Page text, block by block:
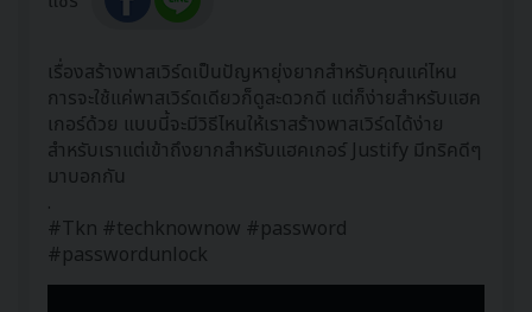
เรื่องสร้างพาสเวิร์ดเป็นปัญหายุ่งยากสำหรับคุณแค่ไหน
การจะใช้แค่พาสเวิร์ดเดียวก็ดูสะดวกดี แต่ก็ง่ายสำหรับแฮค
เกอร์ด้วย แบบนี้จะมีวิธีไหนให้เราสร้างพาสเวิร์ดได้ง่าย
สำหรับเราแต่เข้าถึงยากสำหรับแฮคเกอร์ Justify มีทริคดีๆ
มาบอกกัน
.
#Tkn #techknownow #password
#passwordunlock